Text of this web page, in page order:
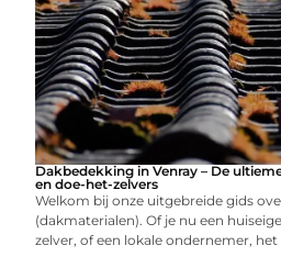
Dakbedekking in Venray – De
en doe-het-zelvers
Welkom bij onze uitgebreide gids
(dakmaterialen). Of je nu een
zelver, of een lokale ondernemer, het